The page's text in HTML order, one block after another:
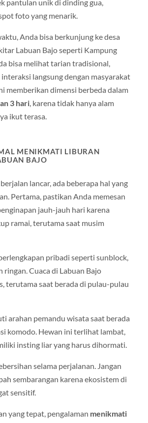
pantulan unik di dinding gua,
foto yang menarik.
Anda bisa berkunjung ke desa
Labuan Bajo seperti Kampung
bisa melihat tarian tradisional,
langsung dengan masyarakat
memberikan dimensi berbeda dalam
3 hari, karena tidak hanya alam
ikut terasa.
MENIKMATI LIBURAN
BAJO
lancar, ada beberapa hal yang
Pertama, pastikan Anda memesan
jauh-jauh hari karena
ramai, terutama saat musim
pribadi seperti sunblock,
ringan. Cuaca di Labuan Bajo
terutama saat berada di pulau-pulau
arahan pemandu wisata saat berada
komodo. Hewan ini terlihat lambat,
insting liar yang harus dihormati.
selama perjalanan. Jangan
sembarangan karena ekosistem di
sensitif.
yang tepat, pengalaman menikmati